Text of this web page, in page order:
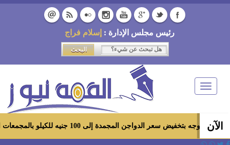
رئيس مجلس الإدارة : إسلام فراج
Toggle
navigation
الآن
الدواجن المجمدة إلى 100 جنيه للكيلو بالمجمعات الاستهلاكية ومعارض «أهلاً رمضان»